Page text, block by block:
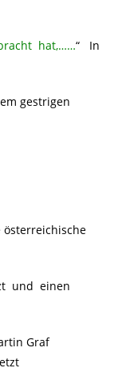
hat,……“
In
gestrigen
österreichische
und einen
Graf